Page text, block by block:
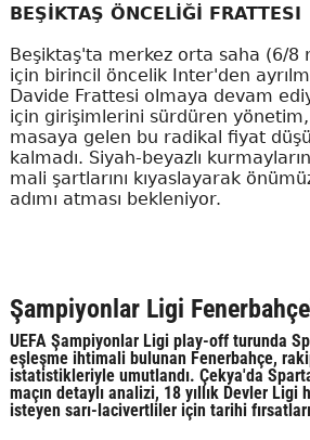
BEŞİKTAŞ ÖNCELİĞİ FRATTESI
Beşiktaş'ta merkez orta saha (6/8
için birincil öncelik Inter'den
Davide Frattesi olmaya devam
için girişimlerini sürdüren
masaya gelen bu radikal fiyat
kalmadı. Siyah-beyazlı
mali şartlarını kıyaslayarak
adımı atması bekleniyor.
Şampiyonlar Ligi
UEFA Şampiyonlar Ligi play-off turunda
eşleşme ihtimali bulunan Fenerbahçe,
istatistikleriyle umutlandı. Çekya'da
maçın detaylı analizi, 18 yıllık Devler Ligi
isteyen sarı-lacivertliler için tarihi